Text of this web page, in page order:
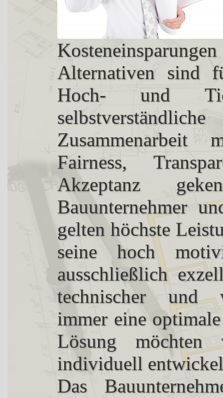
Alternativen sind
Hoch- und
Fairness,
Akzeptanz
Bauunternehmer
gelten höchste
seine hoch
ausschließlich
technischer und
immer eine
Lösung
individuell
Das